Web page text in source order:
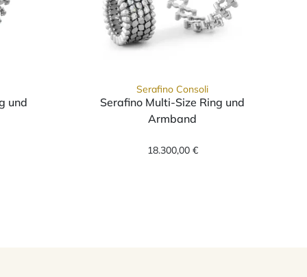
und
Serafino Consoli
Serafino Multi-Size Ring und
Armband
18.300,00 €